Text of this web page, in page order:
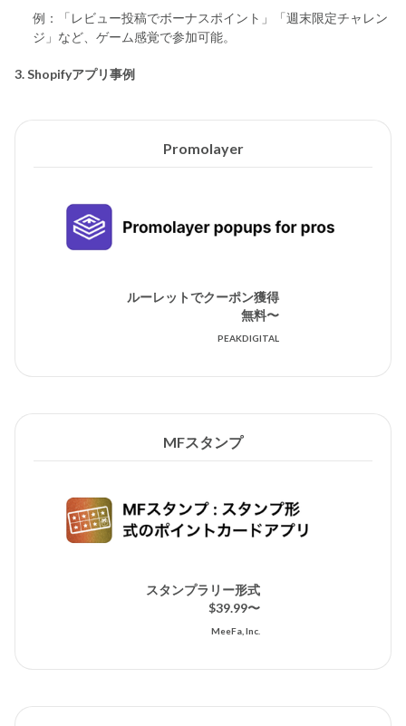
例：「レビュー投稿でボーナスポイント」「週末限定チャレン
ジ」など、ゲーム感覚で参加可能。
3. Shopifyアプリ事例
Promolayer
ルーレットでクーポン獲得
無料〜
PEAKDIGITAL
MFスタンプ
スタンプラリー形式
$39.99〜
MeeFa, Inc.